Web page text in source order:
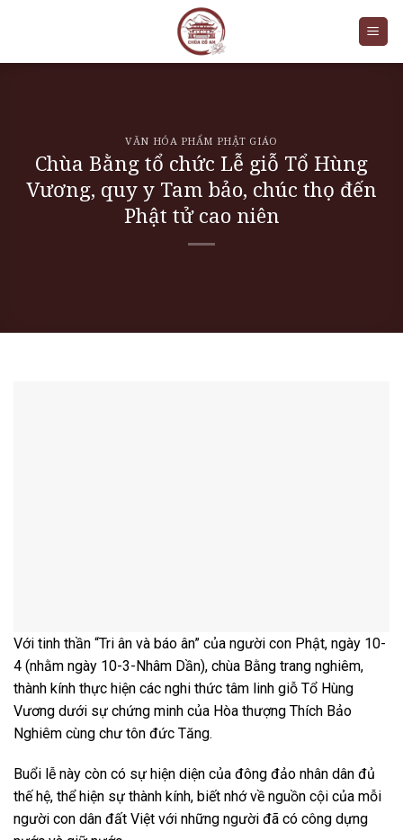
VĂN HÓA PHẨM PHẬT GIÁO
Chùa Bằng tổ chức Lễ giỗ Tổ Hùng
Vương, quy y Tam bảo, chúc thọ đến
Phật tử cao niên
Với tinh thần “Tri ân và báo ân” của người con Phật, ngày 10-
4 (nhằm ngày 10-3-Nhâm Dần), chùa Bằng trang nghiêm,
thành kính thực hiện các nghi thức tâm linh giỗ Tổ Hùng
Vương dưới sự chứng minh của Hòa thượng Thích Bảo
Nghiêm cùng chư tôn đức Tăng.
Buổi lễ này còn có sự hiện diện của đông đảo nhân dân đủ
thế hệ, thể hiện sự thành kính, biết nhớ về nguồn cội của mỗi
người con dân đất Việt với những người đã có công dựng